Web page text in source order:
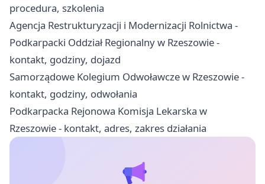
procedura, szkolenia
Agencja Restrukturyzacji i Modernizacji Rolnictwa -
Podkarpacki Oddział Regionalny w Rzeszowie -
kontakt, godziny, dojazd
Samorządowe Kolegium Odwoławcze w Rzeszowie -
kontakt, godziny, odwołania
Podkarpacka Rejonowa Komisja Lekarska w
Rzeszowie - kontakt, adres, zakres działania